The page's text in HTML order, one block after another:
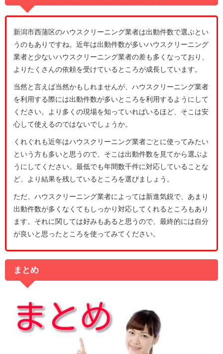
新潟市西蒲区のハウスクリーニング業者は出動件数で選ぶとい
うのもありですね。近年は出動件数が多いハウスクリーニング
業者と少ないハウスクリーニング業者の差も多くなっており、
よりたくさんの依頼を受けているところが成長しています。
当然と言えば当然かもしれませんが、ハウスクリーニング業者
を利用する際には出動件数が多いところを利用するようにして
ください。より多くの現場を知っていればいるほど、そこは安
心して使えるのではないでしょうか。
くれぐれも近年はハウスクリーニング業者ごとに使ってみたい
という方も多いと思うので、そこは出動件数を見てから選ぶよ
うにしてください。最低でも年間数千件に対応していることな
ど、より結果を残しているところを選びましょう。
ただ、ハウスクリーニング業者によっては新進気鋭で、あまり
出動件数が多くなくてもしっかり対応してくれるところもあり
ます。それに関しては好みもあると思うので、最終的には自分
が良いと思ったところを使ってみてください。
まとめ